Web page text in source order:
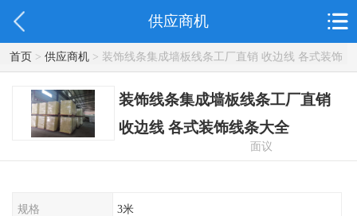
供应商机
首页> 供应商机> 装饰线条集成墙板线条工厂直销 收边线 各式装饰
线条大全
装饰线条集成墙板线条工厂直销
收边线 各式装饰线条大全
面议
规格 3米